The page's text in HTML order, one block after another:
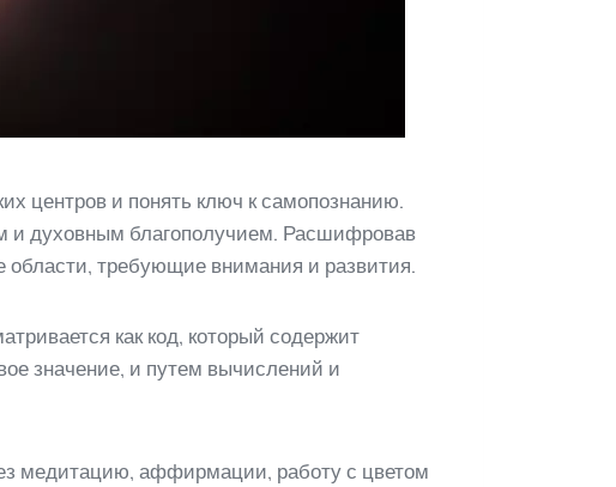
центров и понять ключ к самопознанию.
и духовным благополучием. Расшифровав
требующие внимания и развития.
как код, который содержит
значение, и путем вычислений и
медитацию, аффирмации, работу с цветом